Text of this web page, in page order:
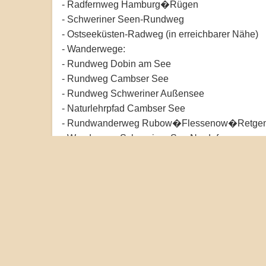
- Radfernweg Hamburg�Rügen
- Schweriner Seen-Rundweg
- Ostseeküsten-Radweg (in erreichbarer Nähe)
- Wanderwege:
- Rundweg Dobin am See
- Rundweg Cambser See
- Rundweg Schweriner Außensee
- Naturlehrpfad Cambser See
- Rundwanderweg
- Wanderweg Schweriner See Nordufer